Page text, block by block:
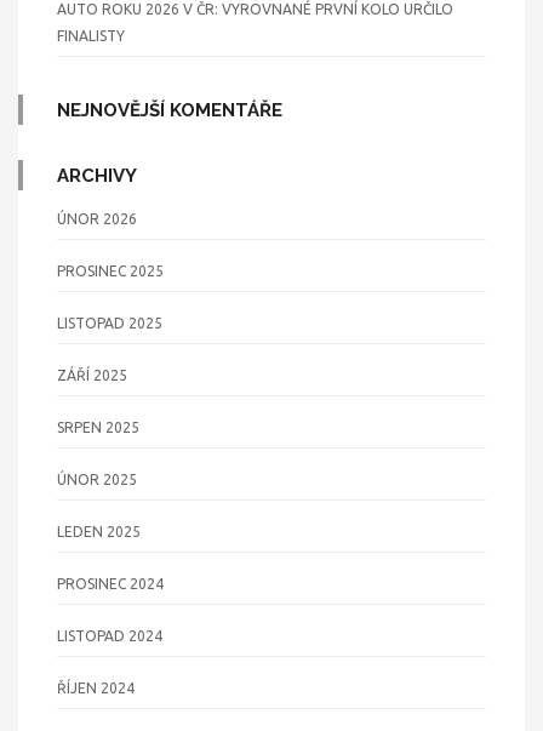
AUTO ROKU 2026 V ČR: VYROVNANÉ PRVNÍ KOLO URČILO
FINALISTY
NEJNOVĚJŠÍ KOMENTÁŘE
ARCHIVY
ÚNOR 2026
PROSINEC 2025
LISTOPAD 2025
ZÁŘÍ 2025
SRPEN 2025
ÚNOR 2025
LEDEN 2025
PROSINEC 2024
LISTOPAD 2024
ŘÍJEN 2024